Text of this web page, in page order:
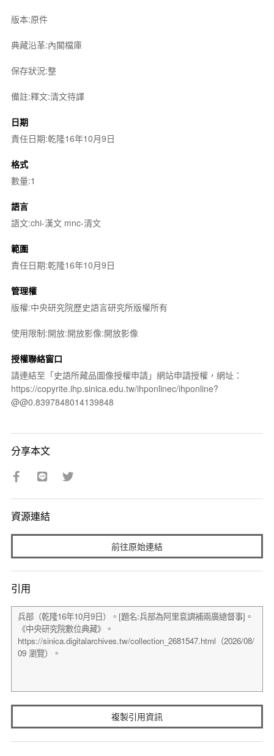
版本:原件
典藏沿革:內閣檔庫
保存狀況:整
備註:釋文:清文待譯
日期
責任日期:乾隆16年10月9日
格式
數量:1
語言
語文:chi-漢文 mnc-清文
範圍
責任日期:乾隆16年10月9日
管理權
版權:中央研究院歷史語言研究所版權所有
使用限制:開放:開放影像:開放影像
授權聯絡窗口
請連結至「史語所藏品圖像授權申請」網站申請授權，網址：
https://copyrite.ihp.sinica.edu.tw/ihponlinec/ihponline?
@@0.8397848014139848
分享本文
資源連結
前往原始連結
引用
複製引用資訊